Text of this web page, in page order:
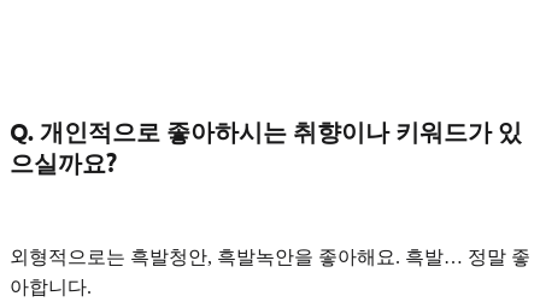
Q. 개인적으로 좋아하시는 취향이나 키워드가 있
으실까요?
외형적으로는 흑발청안, 흑발녹안을 좋아해요. 흑발… 정말 좋
아합니다.